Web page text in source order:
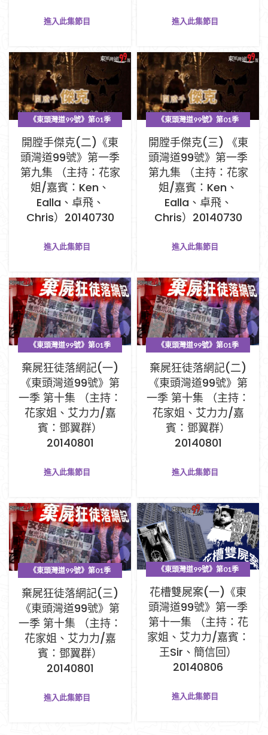
進入此集節目 進入此集節目
《東頭灣道99號》第01季
PART A (1-33集)
開膛手傑克(二)《東
頭灣道99號》第一季
第九集 （主持：花家
姐/嘉賓：Ken、
Ealla、卓飛、
Chris）20140730
進入此集節目
《東頭灣道99號》第01季
PART A (1-33集)
開膛手傑克(三) 《東
頭灣道99號》第一季
第九集 （主持：花家
姐/嘉賓：Ken、
Ealla、卓飛、
Chris）20140730
進入此集節目
《東頭灣道99號》第01季
PART A (1-33集)
棄屍狂徒落網記(一)
《東頭灣道99號》第
一季 第十集 （主持：
花家姐、艾力力/嘉
賓：鄧翼群）
20140801
進入此集節目
《東頭灣道99號》第01季
PART A (1-33集)
棄屍狂徒落網記(二)
《東頭灣道99號》第
一季 第十集 （主持：
花家姐、艾力力/嘉
賓：鄧翼群）
20140801
進入此集節目
《東頭灣道99號》第01季
PART A (1-33集)
棄屍狂徒落網記(三)
《東頭灣道99號》第
一季 第十集 （主持：
花家姐、艾力力/嘉
賓：鄧翼群）
20140801
進入此集節目
《東頭灣道99號》第01季
PART A (1-33集)
花槽雙屍案(一)《東
頭灣道99號》第一季
第十一集 （主持：花
家姐、艾力力/嘉賓：
王Sir、簡信回）
20140806
進入此集節目